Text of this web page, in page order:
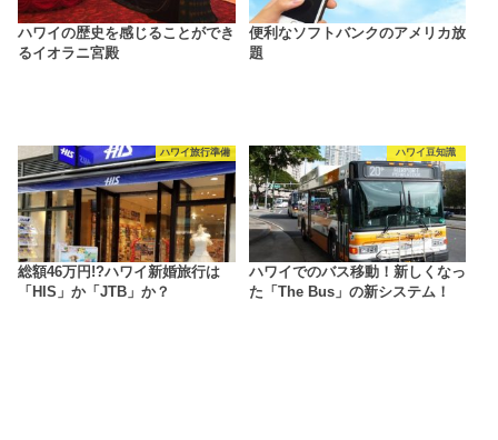
ハワイの歴史を感じることができ
るイオラニ宮殿
便利なソフトバンクのアメリカ放
題
ハワイ旅行準備
総額46万円!?ハワイ新婚旅行は
「HIS」か「JTB」か？
ハワイ豆知識
ハワイでのバス移動！新しくなっ
た「The Bus」の新システム！